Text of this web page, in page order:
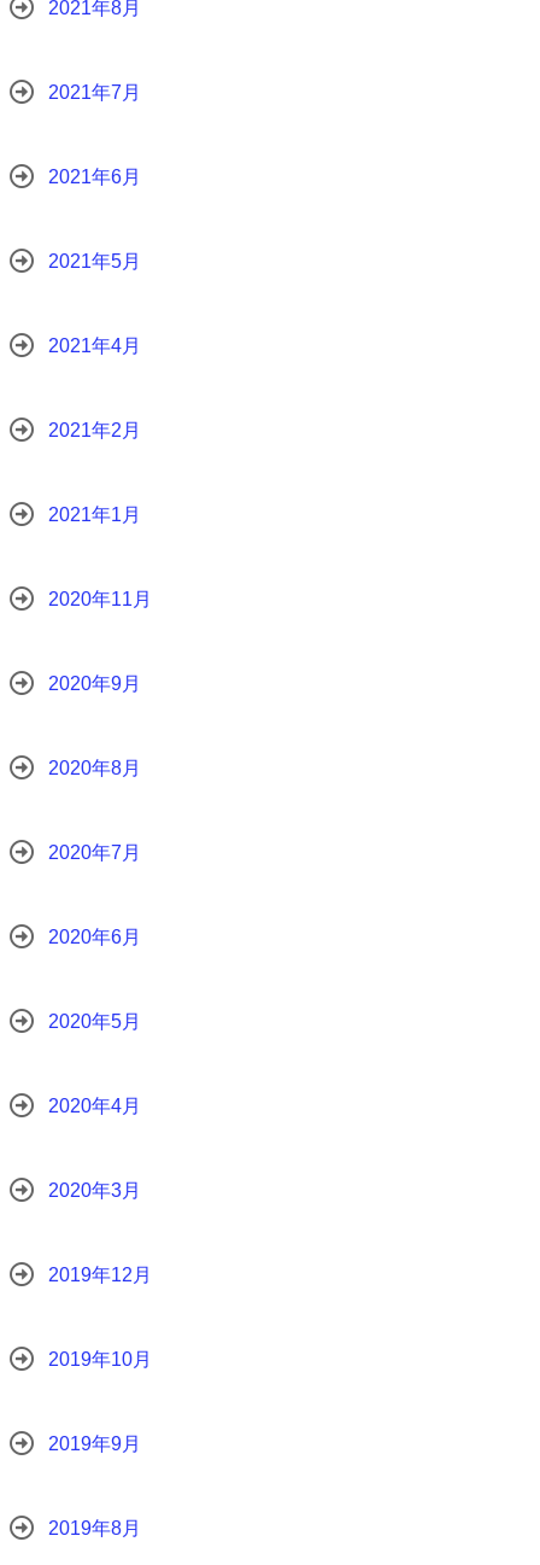
2021年8月
2021年7月
2021年6月
2021年5月
2021年4月
2021年2月
2021年1月
2020年11月
2020年9月
2020年8月
2020年7月
2020年6月
2020年5月
2020年4月
2020年3月
2019年12月
2019年10月
2019年9月
2019年8月